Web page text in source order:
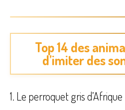
Top 14 des
d’imiter des
1. Le perroquet gris d’Afrique